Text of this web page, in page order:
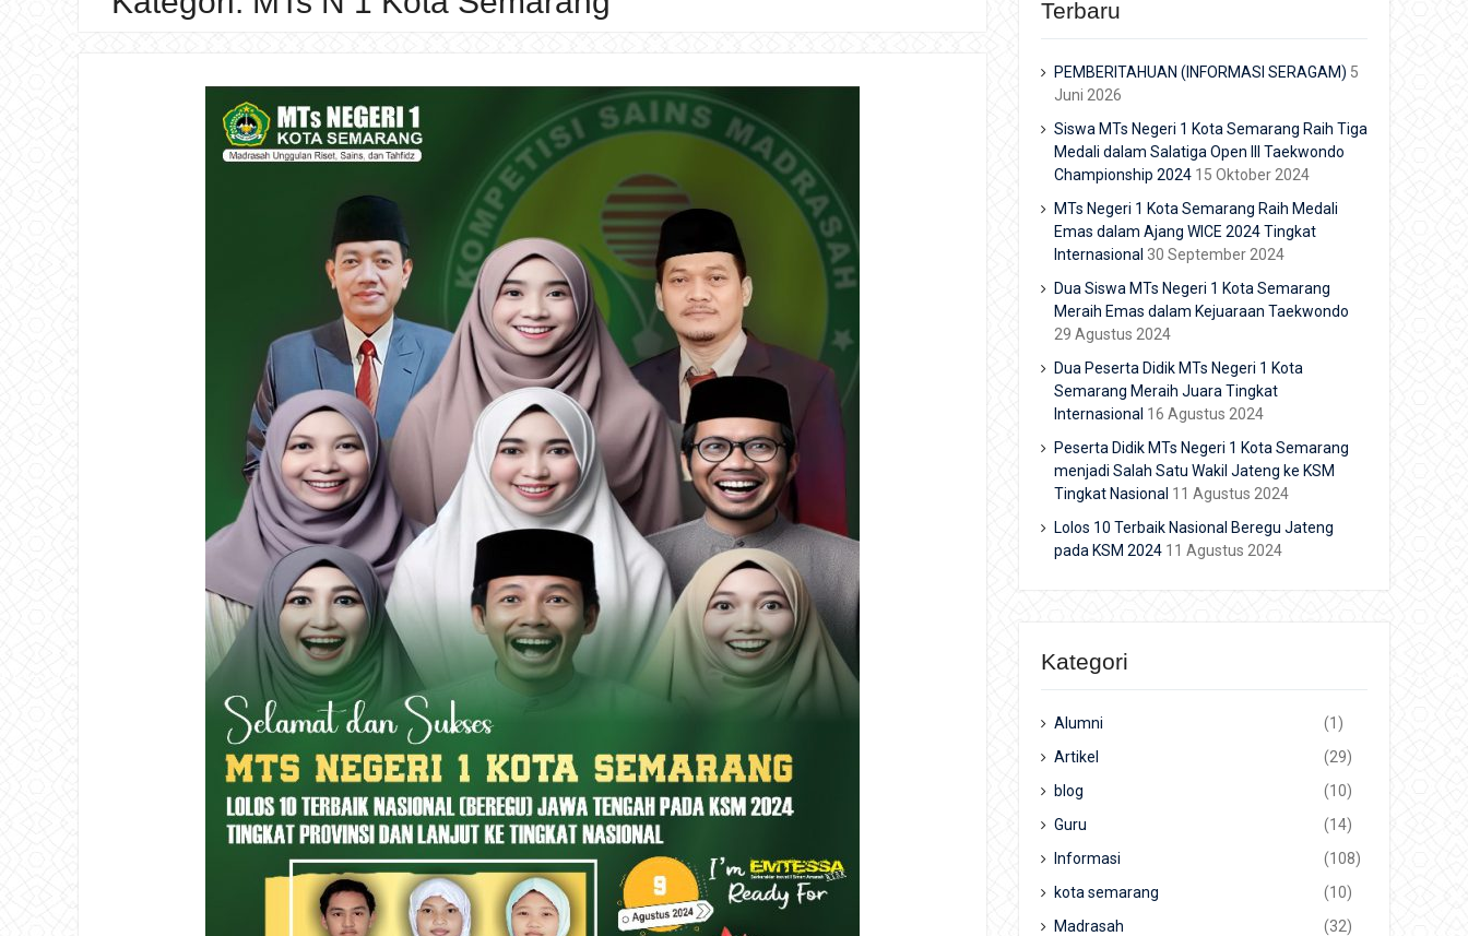
Terbaru
PEMBERITAHUAN (INFORMASI SERAGAM) 5
Juni 2026
Siswa MTs Negeri 1 Kota Semarang Raih Tiga
Medali dalam Salatiga Open III Taekwondo
Championship 2024 15 Oktober 2024
MTs Negeri 1 Kota Semarang Raih Medali
Emas dalam Ajang WICE 2024 Tingkat
Internasional 30 September 2024
Dua Siswa MTs Negeri 1 Kota Semarang
Meraih Emas dalam Kejuaraan Taekwondo
29 Agustus 2024
Dua Peserta Didik MTs Negeri 1 Kota
Semarang Meraih Juara Tingkat
Internasional 16 Agustus 2024
Peserta Didik MTs Negeri 1 Kota Semarang
menjadi Salah Satu Wakil Jateng ke KSM
Tingkat Nasional 11 Agustus 2024
Lolos 10 Terbaik Nasional Beregu Jateng
pada KSM 2024 11 Agustus 2024
Kategori
Alumni
(1)
Artikel
(29)
blog
(10)
Guru
(14)
Informasi
(108)
kota semarang
(10)
Madrasah
(32)